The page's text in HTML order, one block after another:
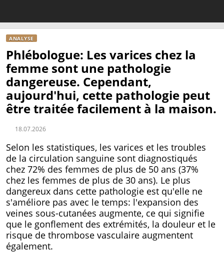
ANALYSE
Phlébologue: Les varices chez la
femme sont une pathologie
dangereuse. Cependant,
aujourd'hui, cette pathologie peut
être traitée facilement à la maison.
18.07.2026
Selon les statistiques, les varices et les troubles
de la circulation sanguine sont diagnostiqués
chez 72% des femmes de plus de 50 ans (37%
chez les femmes de plus de 30 ans). Le plus
dangereux dans cette pathologie est qu'elle ne
s'améliore pas avec le temps: l'expansion des
veines sous-cutanées augmente, ce qui signifie
que le gonflement des extrémités, la douleur et le
risque de thrombose vasculaire augmentent
également.